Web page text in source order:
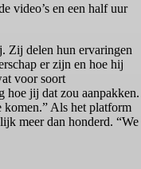
video’s en een half uur
Zij delen hun ervaringen
er zijn en hoe hij
voor soort
hoe jij dat zou aanpakken.
komen.” Als het platform
meer dan honderd. “We